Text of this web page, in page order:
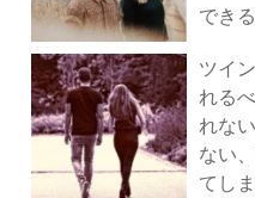
でき
ツイ
れる
れな
ない
てし